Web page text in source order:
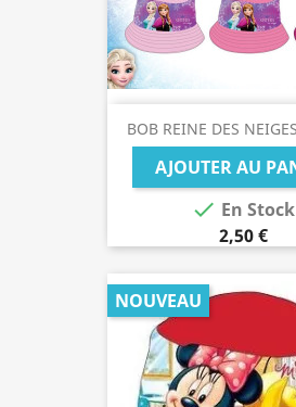
BOB REINE DES
AJOUTER AU
 En Stock
2,50 €
NOUVEAU